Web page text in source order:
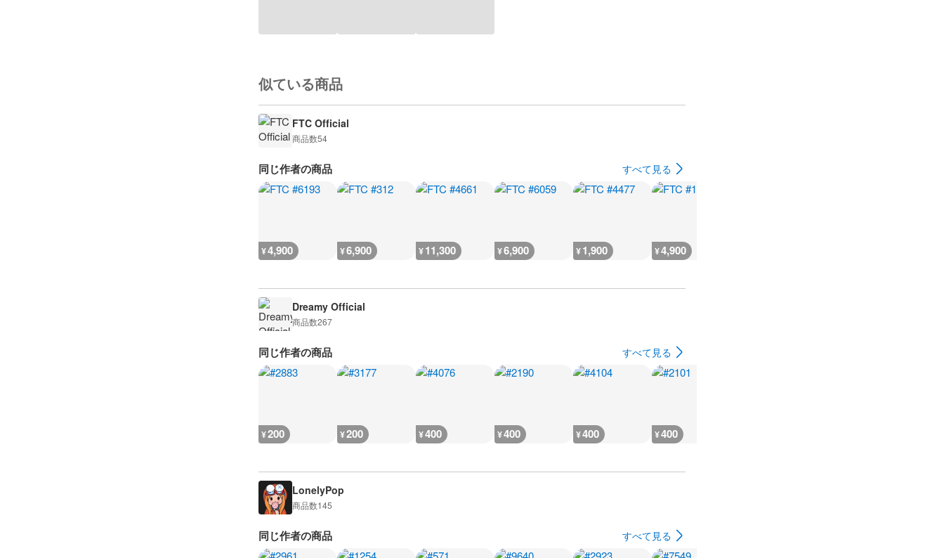
似ている商品
FTC Official
商品数54
同じ作者の商品 すべて見る
¥4,900 ¥6,900 ¥11,300 ¥6,900 ¥1,900 ¥4,900
Dreamy Official
商品数267
同じ作者の商品 すべて見る
¥200 ¥200 ¥400 ¥400 ¥400 ¥400
LonelyPop
商品数145
同じ作者の商品 すべて見る